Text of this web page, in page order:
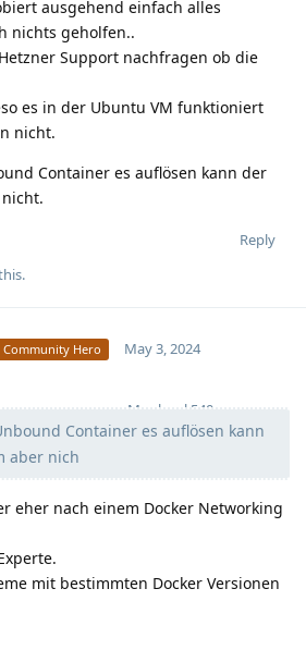
ausgehend einfach alles
nichts geholfen..
Support nachfragen ob die
es in der Ubuntu VM funktioniert
nicht.
Container es auflösen kann der
Reply
Community Hero
Moolevel 540
May 3, 2024
Container es auflösen kann
aber nich
eher nach einem Docker Networking
mit bestimmten Docker Versionen